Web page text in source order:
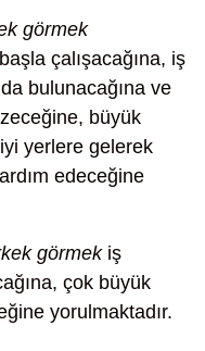
görmek
çalışacağına, iş
bulunacağına ve
büyük
yerlere gelerek
edeceğine
görmekiş
çok büyük
yorulmaktadır.